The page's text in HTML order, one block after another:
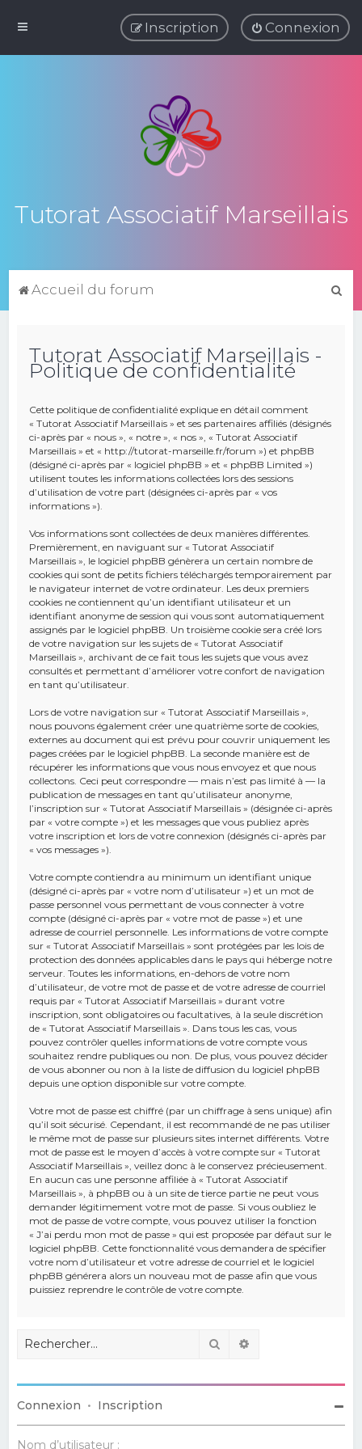
Connexion
Inscription
Tutorat Associatif Marseillais
Accueil du forum
Tutorat Associatif Marseillais -
Politique de confidentialité
Cette politique de confidentialité explique en détail comment
« Tutorat Associatif Marseillais » et ses partenaires affiliés (désignés
ci-après par « nous », « notre », « nos », « Tutorat Associatif
Marseillais » et « http://tutorat-marseille.fr/forum ») et phpBB
(désigné ci-après par « logiciel phpBB » et « phpBB Limited »)
utilisent toutes les informations collectées lors des sessions
d’utilisation de votre part (désignées ci-après par « vos
informations »).
Vos informations sont collectées de deux manières différentes.
Premièrement, en naviguant sur « Tutorat Associatif
Marseillais », le logiciel phpBB génèrera un certain nombre de
cookies qui sont de petits fichiers téléchargés temporairement par
le navigateur internet de votre ordinateur. Les deux premiers
cookies ne contiennent qu’un identifiant utilisateur et un
identifiant anonyme de session qui vous sont automatiquement
assignés par le logiciel phpBB. Un troisième cookie sera créé lors
de votre navigation sur les sujets de « Tutorat Associatif
Marseillais », archivant de ce fait tous les sujets que vous avez
consultés et permettant d’améliorer votre confort de navigation
en tant qu’utilisateur.
Lors de votre navigation sur « Tutorat Associatif Marseillais »,
nous pouvons également créer une quatrième sorte de cookies,
externes au document qui est prévu pour couvrir uniquement les
pages créées par le logiciel phpBB. La seconde manière est de
récupérer les informations que vous nous envoyez et que nous
collectons. Ceci peut correspondre — mais n’est pas limité à — la
publication de messages en tant qu’utilisateur anonyme,
l’inscription sur « Tutorat Associatif Marseillais » (désignée ci-après
par « votre compte ») et les messages que vous publiez après
votre inscription et lors de votre connexion (désignés ci-après par
« vos messages »).
Votre compte contiendra au minimum un identifiant unique
(désigné ci-après par « votre nom d’utilisateur ») et un mot de
passe personnel vous permettant de vous connecter à votre
compte (désigné ci-après par « votre mot de passe ») et une
adresse de courriel personnelle. Les informations de votre compte
sur « Tutorat Associatif Marseillais » sont protégées par les lois de
protection des données applicables dans le pays qui héberge notre
serveur. Toutes les informations, en-dehors de votre nom
d’utilisateur, de votre mot de passe et de votre adresse de courriel
requis par « Tutorat Associatif Marseillais » durant votre
inscription, sont obligatoires ou facultatives, à la seule discrétion
de « Tutorat Associatif Marseillais ». Dans tous les cas, vous
pouvez contrôler quelles informations de votre compte vous
souhaitez rendre publiques ou non. De plus, vous pouvez décider
de vous abonner ou non à la liste de diffusion du logiciel phpBB
depuis une option disponible sur votre compte.
Votre mot de passe est chiffré (par un chiffrage à sens unique) afin
qu’il soit sécurisé. Cependant, il est recommandé de ne pas utiliser
le même mot de passe sur plusieurs sites internet différents. Votre
mot de passe est le moyen d’accès à votre compte sur « Tutorat
Associatif Marseillais », veillez donc à le conservez précieusement.
En aucun cas une personne affiliée à « Tutorat Associatif
Marseillais », à phpBB ou à un site de tierce partie ne peut vous
demander légitimement votre mot de passe. Si vous oubliez le
mot de passe de votre compte, vous pouvez utiliser la fonction
« J’ai perdu mon mot de passe » qui est proposée par défaut sur le
logiciel phpBB. Cette fonctionnalité vous demandera de spécifier
votre nom d’utilisateur et votre adresse de courriel et le logiciel
phpBB générera alors un nouveau mot de passe afin que vous
puissiez reprendre le contrôle de votre compte.
Rechercher
Connexion • Inscription
Nom d’utilisateur :